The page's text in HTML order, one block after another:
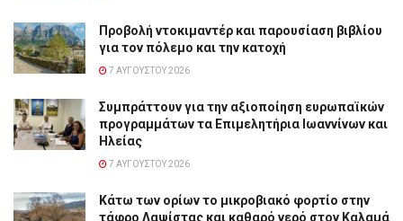
Προβολή ντοκιμαντέρ και παρουσίαση βιβλίου
για τον πόλεμο και την κατοχή
7 ΑΥΓΟΎΣΤΟΥ 2026
Συμπράττουν για την αξιοποίηση ευρωπαϊκών
προγραμμάτων τα Επιμελητήρια Ιωαννίνων και
Ηλείας
7 ΑΥΓΟΎΣΤΟΥ 2026
Κάτω των ορίων το μικροβιακό φορτίο στην
τάφρο Λαψίστας και καθαρό νερό στον Καλαμά